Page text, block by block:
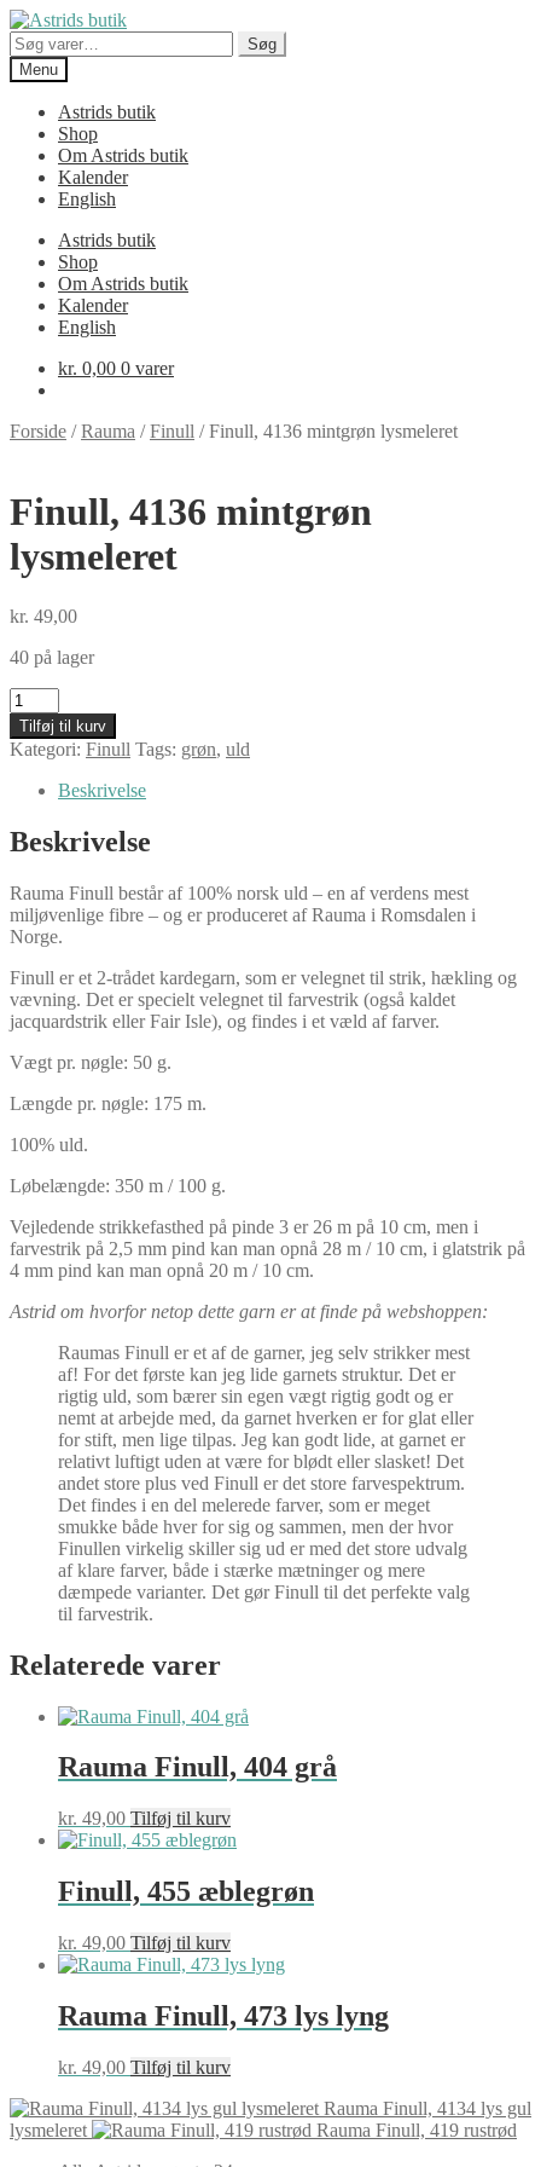
Spring
til
navigation
Spring
til
indhold
Søg
efter:
Søg
Menu
Astrids butik
Shop
Om Astrids butik
Kalender
English
Astrids butik
Shop
Om Astrids butik
Kalender
English
kr. 0,00 0 varer
Forside /Rauma /Finull /Finull, 4136 mintgrøn lysmeleret
Finull, 4136 mintgrøn
lysmeleret
kr. 49,00
40 på lager
Finull,
4136
mintgrøn
lysmeleret
antal
Tilføj til kurv
Kategori: Finull Tags: grøn, uld
Beskrivelse
Beskrivelse
Rauma Finull består af 100% norsk uld – en af verdens mest
miljøvenlige fibre – og er produceret af Rauma i Romsdalen i
Norge.
Finull er et 2-trådet kardegarn, som er velegnet til strik, hækling og
vævning. Det er specielt velegnet til farvestrik (også kaldet
jacquardstrik eller Fair Isle), og findes i et væld af farver.
Vægt pr. nøgle: 50 g.
Længde pr. nøgle: 175 m.
100% uld.
Løbelængde: 350 m / 100 g.
Vejledende strikkefasthed på pinde 3 er 26 m på 10 cm, men i
farvestrik på 2,5 mm pind kan man opnå 28 m / 10 cm, i glatstrik på
4 mm pind kan man opnå 20 m / 10 cm.
Astrid om hvorfor netop dette garn er at finde på webshoppen:
Raumas Finull er et af de garner, jeg selv strikker mest
af! For det første kan jeg lide garnets struktur. Det er
rigtig uld, som bærer sin egen vægt rigtig godt og er
nemt at arbejde med, da garnet hverken er for glat eller
for stift, men lige tilpas. Jeg kan godt lide, at garnet er
relativt luftigt uden at være for blødt eller slasket! Det
andet store plus ved Finull er det store farvespektrum.
Det findes i en del melerede farver, som er meget
smukke både hver for sig og sammen, men der hvor
Finullen virkelig skiller sig ud er med det store udvalg
af klare farver, både i stærke mætninger og mere
dæmpede varianter. Det gør Finull til det perfekte valg
til farvestrik.
Relaterede varer
Rauma Finull, 404 grå
kr. 49,00 Tilføj til kurv
Finull, 455 æblegrøn
kr. 49,00 Tilføj til kurv
Rauma Finull, 473 lys lyng
kr. 49,00 Tilføj til kurv
Rauma Finull, 4134 lys gul
lysmeleret
Rauma Finull, 419 rustrød